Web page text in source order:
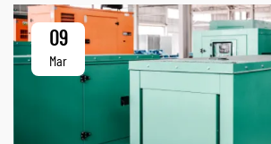
09
Mar